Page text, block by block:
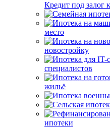
Кредит под залог
место
новостройку
специалистов
жильё
ипотеки